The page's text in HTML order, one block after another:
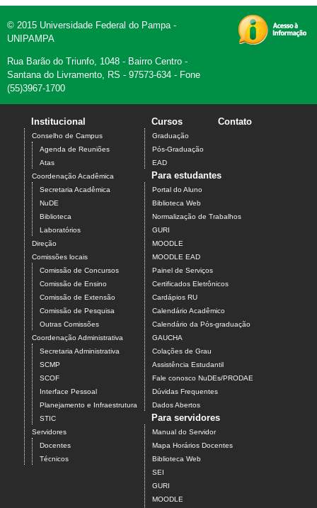
© 2015 Universidade Federal do Pampa -
UNIPAMPA
Rua Barão do Triunfo, 1048 - Bairro Centro -
Santana do Livramento, RS - 97573-634 - Fone
(55)3967-1700
Institucional
Conselho de Campus
Agenda de Reuniões
Atas
Coordenação Acadêmica
Secretaria Acadêmica
NuDE
Biblioteca
Laboratórios
Direção
Comissões locais
Comissão de Concursos
Comissão de Ensino
Comissão de Extensão
Comissão de Pesquisa
Outras Comissões
Coordenação Administrativa
Secretaria Administrativa
SCMP
SCOF
Interface Pessoal
Planejamento e Infraestrutura
STIC
Servidores
Docentes
Técnicos
Cursos
Graduação
Pós-Graduação
EAD
Contato
Para estudantes
Portal do Aluno
Biblioteca Web
Normalização de Trabalhos
GURI
MOODLE
MOODLE EAD
Painel de Serviços
Certificados Eletrônicos
Cardápios RU
Calendário Acadêmico
Calendário da Pós-graduação
GAUCHA
Colações de Grau
Assistência Estudantil
Fale conosco NuDEs/PRODAE
Dúvidas Frequentes
Dados Abertos
Para servidores
Manual do Servidor
Mapa Horários Docentes
Biblioteca Web
SEI
GURI
MOODLE